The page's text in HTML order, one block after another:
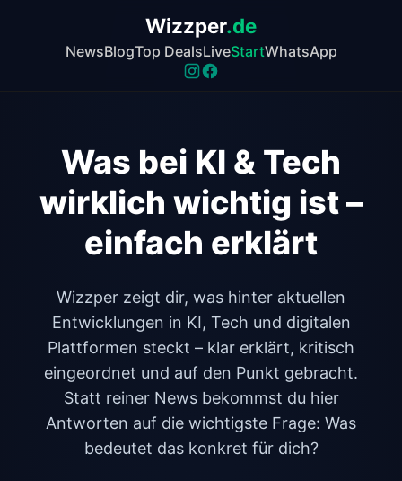
Wizzper.de
NewsBlogTop DealsLiveStartWhatsApp
Was bei KI & Tech
wirklich wichtig ist –
einfach erklärt
Wizzper zeigt dir, was hinter aktuellen
Entwicklungen in KI, Tech und digitalen
Plattformen steckt – klar erklärt, kritisch
eingeordnet und auf den Punkt gebracht.
Statt reiner News bekommst du hier
Antworten auf die wichtigste Frage: Was
bedeutet das konkret für dich?